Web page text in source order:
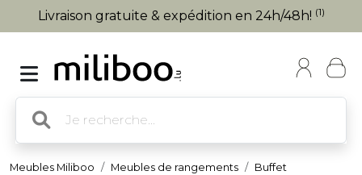
Livraison gratuite & expédition en 24h/48h! (1)
Meubles Miliboo Meubles de rangements
Buffet